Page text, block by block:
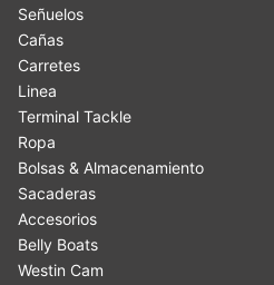
Señuelos
Cañas
Carretes
Linea
Terminal Tackle
Ropa
Bolsas & Almacenamiento
Sacaderas
Accesorios
Belly Boats
Westin Cam